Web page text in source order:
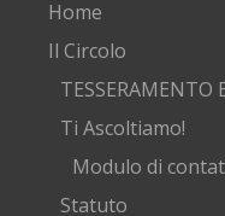
Home
Il Circolo
TESSERAMENTO
Ti Ascoltiamo!
Modulo di
Statuto